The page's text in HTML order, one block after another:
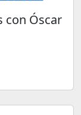
con Óscar